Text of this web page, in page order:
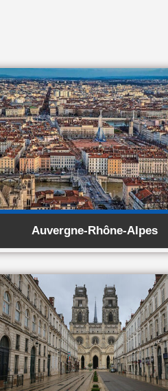
Auvergne-Rhône-Alpes